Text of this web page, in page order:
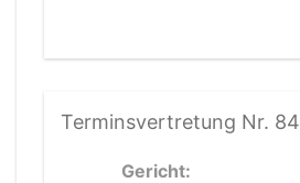
Terminsvertretung Nr.
Gericht: